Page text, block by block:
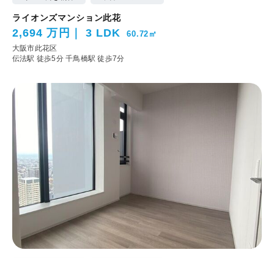
ライオンズマンション此花
2,694 万円 3 LDK 60.72㎡
大阪市此花区
伝法駅 徒歩5分千鳥橋駅 徒歩7分